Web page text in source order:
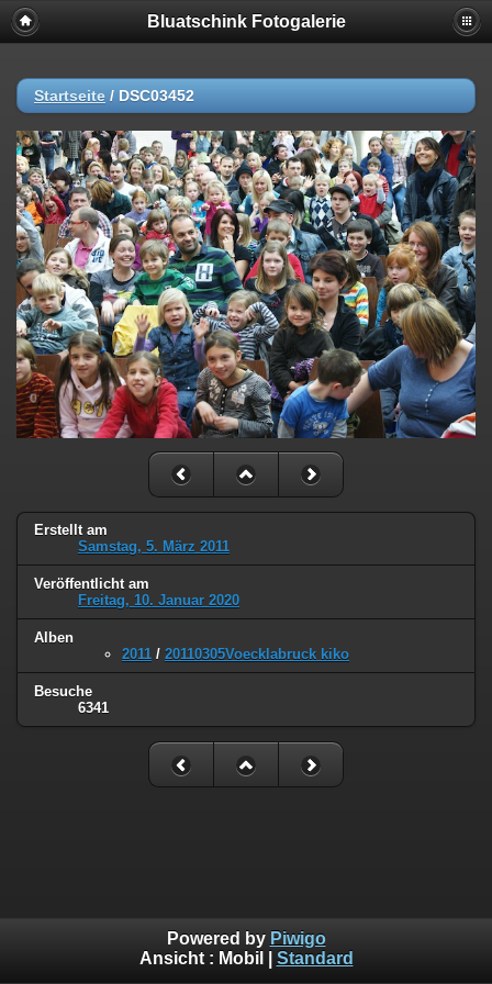
Bluatschink Fotogalerie
Startseite / DSC03452
Erstellt am
Samstag, 5. März 2011
Veröffentlicht am
Freitag, 10. Januar 2020
Alben
2011 / 20110305Voecklabruck kiko
Besuche
6341
Powered by Piwigo
Ansicht : Mobil Standard